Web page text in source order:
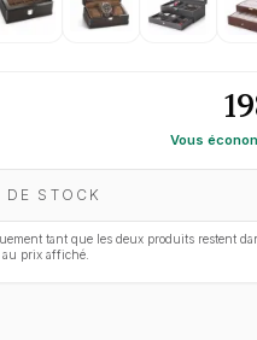
Vous
DE STOCK
tant que les deux produits restent
au prix affiché.